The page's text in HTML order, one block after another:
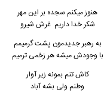
هنوز میکنم سجده بر این مهر
شکر خدا داریم غرش شیرو
به رهبر جدیدمون پشت گرمیمم
با وجودش میشه هر زخمی ترمیم
کاش تنم بمونه زیر آوار
وطنم ولی بشه آباد